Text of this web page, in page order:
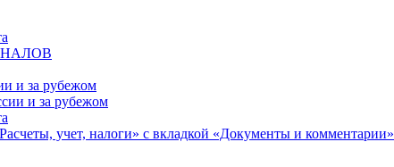
и за рубежом
и за рубежом
учет, налоги» с вкладкой «Документы и комментарии»